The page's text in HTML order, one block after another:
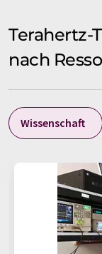
Terahertz-
nach
Wissenschaft